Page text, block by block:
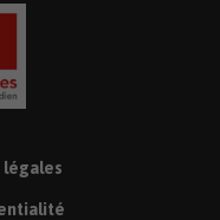
légales